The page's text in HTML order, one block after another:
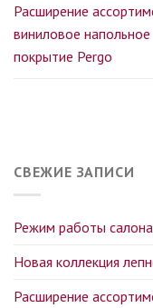
Расширение
виниловое напольное
покрытие Pergo
СВЕЖИЕ ЗАПИСИ
Режим работы
Новая коллекция
Расширение